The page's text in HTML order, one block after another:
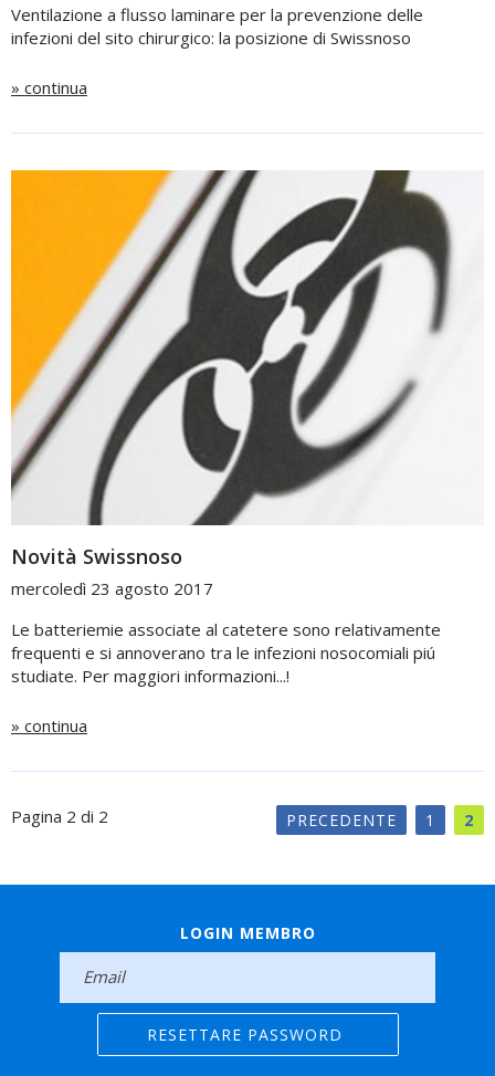
Ventilazione a flusso laminare per la prevenzione delle
infezioni del sito chirurgico: la posizione di Swissnoso
» continua
Novità Swissnoso
mercoledì 23 agosto 2017
Le batteriemie associate al catetere sono relativamente
frequenti e si annoverano tra le infezioni nosocomiali piú
studiate. Per maggiori informazioni...!
» continua
Pagina 2 di 2 PRECEDENTE 1 2
LOGIN MEMBRO